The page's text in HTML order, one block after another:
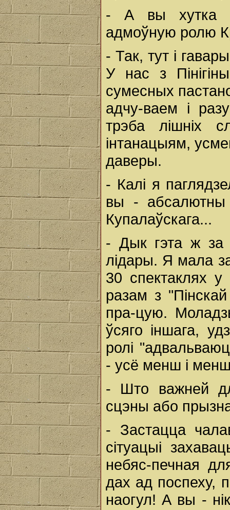
- А вы хутка
адмоўную ролю
- Так, тут і
У нас з
сумесных
адчу-ваем і
трэба лішніх
інтанацыям,
даверы.
- Калі я
вы - абсалютны
Купалаўскага...
- Дык гэта ж за
лідары. Я мала
30 спектаклях
разам з
пра-цую.
ўсяго іншага,
ролі
- усё менш і
- Што важней
сцэны або
- Застацца
сітуацыі
небяс-печная
дах ад поспеху,
наогул! А вы -